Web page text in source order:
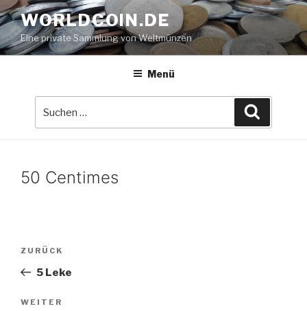
Zum
Inhalt
springen
WORLDCOIN.DE
Eine private Sammlung von Weltmünzen
Menü
50 Centimes
Beitrags-
Vorheriger
Beitrag
ZURÜCK
5 Leke
Nächster
WEITER